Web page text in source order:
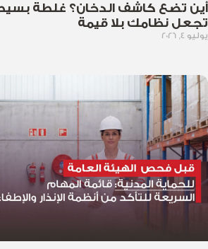
أين تضع كاشف الدخان؟ غلطة
تجعل نظامك بلا قيمة
يوليو 4, 2026